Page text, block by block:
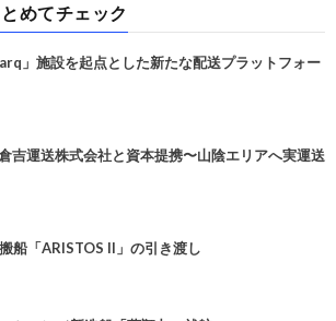
とめてチェック
」施設を起点とした新たな配送プラットフォー
運送株式会社と資本提携〜山陰エリアへ実運送
船「ARISTOS II」の引き渡し